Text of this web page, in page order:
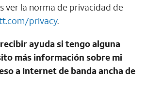
ver la norma de privacidad de
privacy.
ayuda si tengo alguna
más información sobre mi
a Internet de banda ancha de